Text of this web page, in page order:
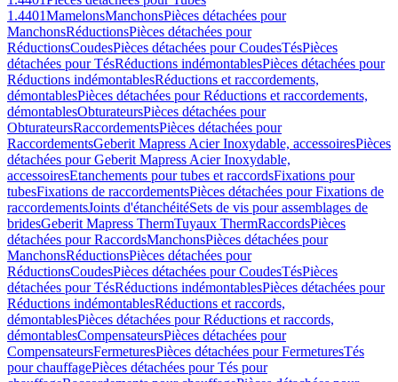
1.4401MamelonsManchonsPièces détachées pour
ManchonsRéductionsPièces détachées pour
RéductionsCoudesPièces détachées pour CoudesTésPièces
détachées pour TésRéductions indémontablesPièces détachées pour
Réductions indémontablesRéductions et raccordements,
démontablesPièces détachées pour Réductions et raccordements,
démontablesObturateursPièces détachées pour
ObturateursRaccordementsPièces détachées pour
RaccordementsGeberit Mapress Acier Inoxydable, accessoiresPièces
détachées pour Geberit Mapress Acier Inoxydable,
accessoiresEtanchements pour tubes et raccordsFixations pour
tubesFixations de raccordementsPièces détachées pour Fixations de
raccordementsJoints d'étanchéitéSets de vis pour assemblages de
bridesGeberit Mapress ThermTuyaux ThermRaccordsPièces
détachées pour RaccordsManchonsPièces détachées pour
ManchonsRéductionsPièces détachées pour
RéductionsCoudesPièces détachées pour CoudesTésPièces
détachées pour TésRéductions indémontablesPièces détachées pour
Réductions indémontablesRéductions et raccords,
démontablesPièces détachées pour Réductions et raccords,
démontablesCompensateursPièces détachées pour
CompensateursFermeturesPièces détachées pour FermeturesTés
pour chauffagePièces détachées pour Tés pour